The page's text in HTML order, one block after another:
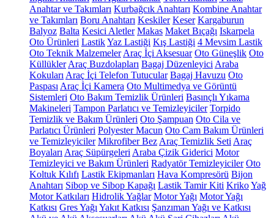
Anahtar ve Takımları Kurbağcık Anahtarı Kombine Anahtar
ve Takımları Boru Anahtarı Keskiler Keser Kargaburun
Balyoz Balta Kesici Aletler Makas Maket Bıçağı Iskarpela
Oto Ürünleri LastikYaz Lastiği Kış Lastiği 4 Mevsim Lastik
Oto Teknik Malzemeler Araç İçi Aksesuar Oto Güneşlik Oto
Küllükler Araç Buzdolapları Bagaj Düzenleyici Araba
Kokuları Araç İçi Telefon Tutucular Bagaj Havuzu Oto
Paspası Araç İçi Kamera Oto Multimedya ve Görüntü
Sistemleri Oto Bakım Temizlik Ürünleri Basınçlı Yıkama
Makineleri Tampon Parlatıcı ve Temizleyiciler Torpido
Temizlik ve Bakım Ürünleri Oto Şampuan Oto Cila ve
Parlatıcı Ürünleri Polyester Macun Oto Cam Bakım Ürünleri
ve Temizleyiciler Mikrofiber Bez Araç Temizlik Seti Araç
Boyaları Araç Süpürgeleri Araba Çizik Giderici Motor
Temizleyici ve Bakım Ürünleri Radyatör Temizleyiciler Oto
Koltuk Kılıfı Lastik Ekipmanları Hava Kompresörü Bijon
Anahtarı Sibop ve Sibop Kapağı Lastik Tamir Kiti KrikoYağ
Motor Katkıları Hidrolik Yağlar Motor Yağı Motor Yağı
Katkısı Gres Yağı Yakıt Katkısı Şanzıman Yağı ve Katkısı